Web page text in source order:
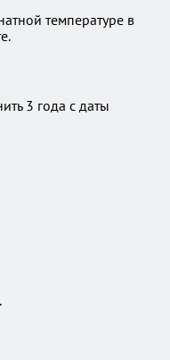
температуре в
3 года с даты